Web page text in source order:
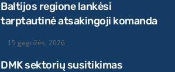
Baltijos regione lankėsi
tarptautinė atsakingoji komanda
15 gegužės, 2026
DMK sektorių susitikimas